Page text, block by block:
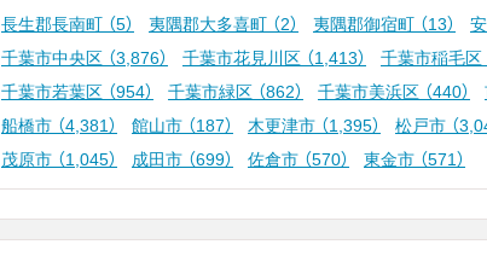
長生郡長南町 （5） 夷隅郡大多喜町 （2） 夷隅郡御宿町 （13）
千葉市中央区 （3,876） 千葉市花見川区 （1,413） 千葉市稲毛区
千葉市若葉区 （954） 千葉市緑区 （862） 千葉市美浜区 （440）
船橋市 （4,381） 館山市 （187） 木更津市 （1,395） 松戸市 （
茂原市 （1,045） 成田市 （699） 佐倉市 （570） 東金市 （571）